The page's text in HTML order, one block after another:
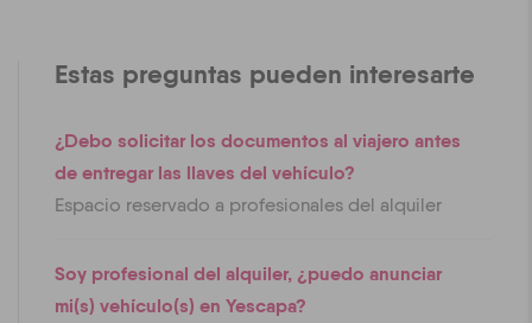
Estas preguntas pueden interesarte
¿Debo solicitar los documentos al viajero antes
de entregar las llaves del vehículo?
Espacio reservado a profesionales del alquiler
Soy profesional del alquiler, ¿puedo anunciar
mi(s) vehículo(s) en Yescapa?